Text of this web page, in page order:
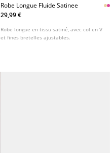
Robe Longue Fluide Satinee
29,99 €
Robe longue en tissu satiné, avec col en V
et fines bretelles ajustables.